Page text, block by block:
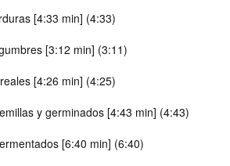
[4:33 min] (4:33)
[3:12 min] (3:11)
[4:26 min] (4:25)
y germinados [4:43 min] (4:43)
[6:40 min] (6:40)